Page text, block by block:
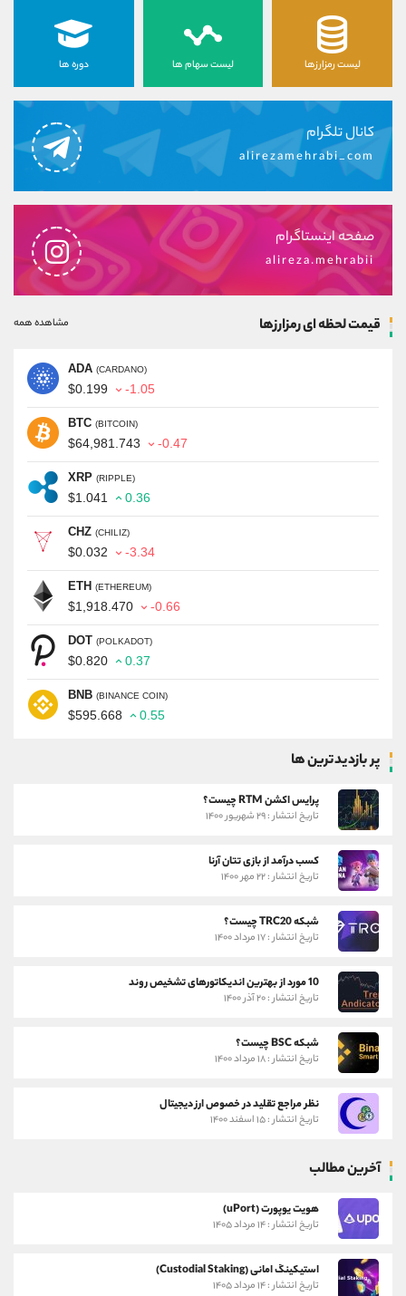
لیست رمزارزها لیست سهام ها دوره ها
کانال تلگرام
alirezamehrabi_com
صفحه اینستاگرام
alireza.mehrabii
قیمت لحظه ای رمزارزها مشاهده همه
ADA (CARDANO)
$0.199 -1.05
BTC (BITCOIN)
$64,981.743 -0.47
XRP (RIPPLE)
$1.041 0.36
CHZ (CHILIZ)
$0.032 -3.34
ETH (ETHEREUM)
$1,918.470 -0.66
DOT (POLKADOT)
$0.820 0.37
BNB (BINANCE COIN)
$595.668 0.55
پر بازدیدترین ها
پرایس اکشن RTM چیست؟
تاریخ انتشار : ۲۹ شهریور ۱۴۰۰
کسب درآمد از بازی تتان آرنا
تاریخ انتشار : ۲۲ مهر ۱۴۰۰
شبکه TRC20 چیست؟
تاریخ انتشار : ۱۷ مرداد ۱۴۰۰
10 مورد از بهترین اندیکاتورهای تشخیص روند
تاریخ انتشار : ۲۰ آذر ۱۴۰۰
شبکه BSC چیست؟
تاریخ انتشار : ۱۸ مرداد ۱۴۰۰
نظر مراجع تقلید در خصوص ارز دیجیتال
تاریخ انتشار : ۱۵ اسفند ۱۴۰۰
آخرین مطالب
هویت یوپورت (uPort)
تاریخ انتشار : ۱۴ مرداد ۱۴۰۵
استیکینگ امانی (Custodial Staking)
تاریخ انتشار : ۱۴ مرداد ۱۴۰۵